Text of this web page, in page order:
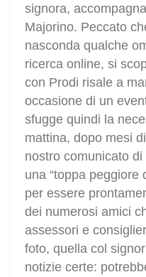
signora,
Majorino. Peccato
nasconda qualche
ricerca online, si
con Prodi risale a
occasione di un
sfugge quindi la
mattina, dopo mesi
nostro comunicato
una “toppa peggiore
per essere
dei numerosi amici
assessori e
foto, quella col
notizie certe: